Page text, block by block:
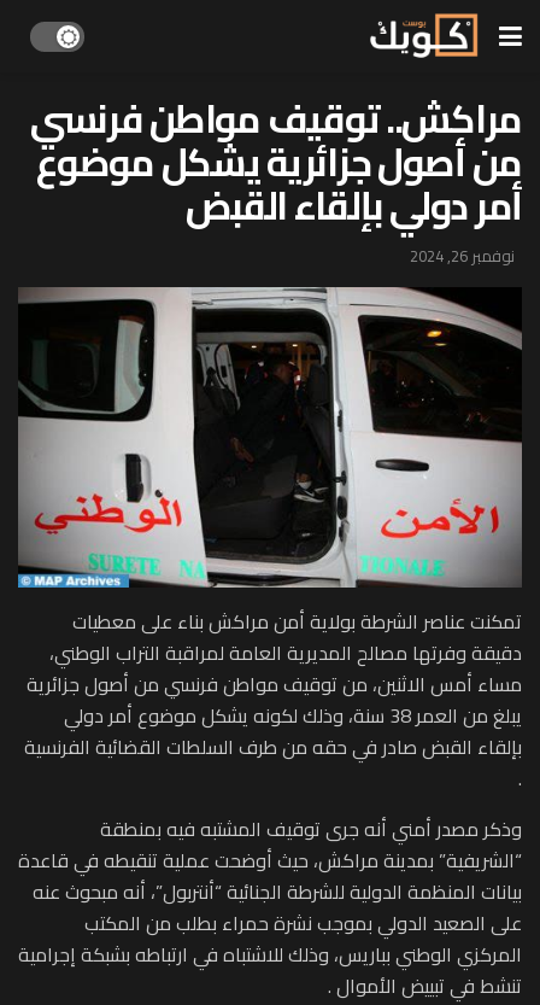
مراكش.. توقيف مواطن فرنسي
من أصول جزائرية يشكل موضوع
أمر دولي بإلقاء القبض
نوفمبر 26, 2024
تمكنت عناصر الشرطة بولاية أمن مراكش بناء على معطيات
دقيقة وفرتها مصالح المديرية العامة لمراقبة التراب الوطني،
مساء أمس الاثنين، من توقيف مواطن فرنسي من أصول جزائرية
يبلغ من العمر 38 سنة، وذلك لكونه يشكل موضوع أمر دولي
بإلقاء القبض صادر في حقه من طرف السلطات القضائية الفرنسية
.
وذكر مصدر أمني أنه جرى توقيف المشتبه فيه بمنطقة
“الشريفية” بمدينة مراكش، حيث أوضحت عملية تنقيطه في قاعدة
بيانات المنظمة الدولية للشرطة الجنائية “أنتربول”، أنه مبحوث عنه
على الصعيد الدولي بموجب نشرة حمراء بطلب من المكتب
المركزي الوطني بباريس، وذلك للاشتباه في ارتباطه بشبكة إجرامية
تنشط في تبييض الأموال .